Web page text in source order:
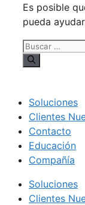
Es posible
pueda
Buscar:
Soluciones
Clientes
Contacto
Educación
Compañía
Soluciones
Clientes